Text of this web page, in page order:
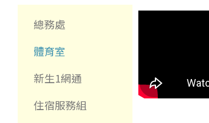
總務處
體育室
新生1網通
住宿服務組